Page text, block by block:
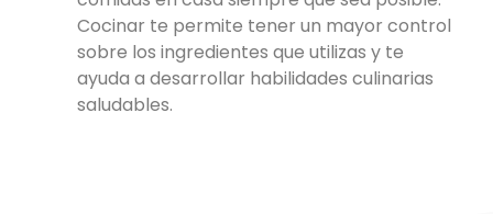
Cocinar te permite tener un mayor control
sobre los ingredientes que utilizas y te
ayuda a desarrollar habilidades culinarias
saludables.